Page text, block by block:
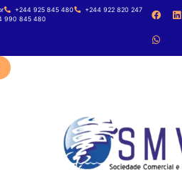
+244 925 845 480
+244 922 820 247
990 845 480